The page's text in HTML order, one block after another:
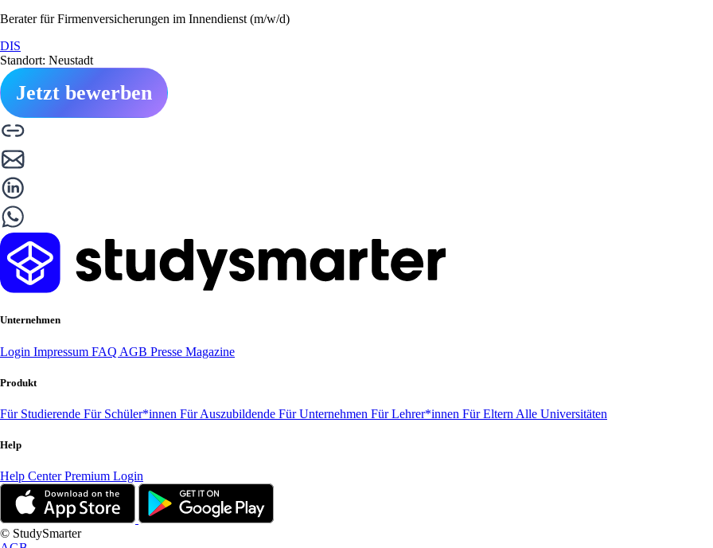
Berater für Firmenversicherungen im Innendienst (m/w/d)
DIS
Standort: Neustadt
Jetzt bewerben
Unternehmen
Login Impressum FAQ AGB Presse Magazine
Produkt
Für Studierende Für Schüler*innen Für Auszubildende Für Unternehmen Für Lehrer*innen Für Eltern Alle Universitäten
Help
Help CenterPremium Login
© StudySmarter